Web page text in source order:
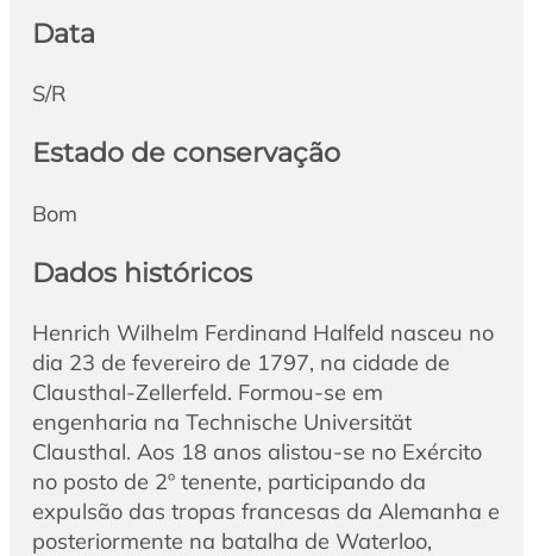
Data
S/R
Estado de conservação
Bom
Dados históricos
Henrich Wilhelm Ferdinand Halfeld nasceu no
dia 23 de fevereiro de 1797, na cidade de
Clausthal-Zellerfeld. Formou-se em
engenharia na Technische Universität
Clausthal. Aos 18 anos alistou-se no Exército
no posto de 2º tenente, participando da
expulsão das tropas francesas da Alemanha e
posteriormente na batalha de Waterloo,